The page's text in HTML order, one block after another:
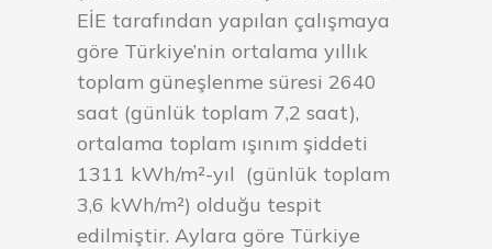
EİE tarafından yapılan çalışmaya
göre Türkiye’nin ortalama yıllık
toplam güneşlenme süresi 2640
saat (günlük toplam 7,2 saat),
ortalama toplam ışınım şiddeti
1311 kWh/m²-yıl (günlük toplam
3,6 kWh/m²) olduğu tespit
edilmiştir. Aylara göre Türkiye